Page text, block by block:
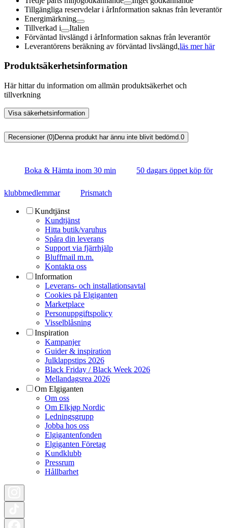
Tillgängliga reservdelar i årInformation saknas från leverantör
Energimärkning
Tillverkad i
Italien
Förväntad livslängd i årInformation saknas från leverantör
Leverantörens beräkning av förväntad livslängd,läs mer här
Produktsäkerhetsinformation
Här hittar du information om allmän produktsäkerhet och
tillverkning
Visa säkerhetsinformation
Recensioner (0)Denna produkt har ännu inte blivit bedömd.0
Boka & Hämta inom 30 min 50 dagars öppet köp för
klubbmedlemmar Prismatch
Kundtjänst
Kundtjänst
Hitta butik/varuhus
Spåra din leverans
Support via fjärrhjälp
Bluffmail m.m.
Kontakta oss
Information
Leverans- och installationsavtal
Cookies på Elgiganten
Marketplace
Personuppgiftspolicy
Visselblåsning
Inspiration
Kampanjer
Guider & inspiration
Julklappstips 2026
Black Friday / Black Week 2026
Mellandagsrea 2026
Om Elgiganten
Om oss
Om Elkjøp Nordic
Ledningsgrupp
Jobba hos oss
Elgigantenfonden
Elgiganten Företag
Kundklubb
Pressrum
Hållbarhet